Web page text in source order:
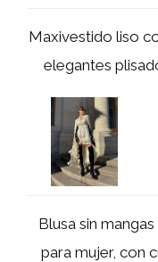
Maxivestido liso
elegantes
Blusa sin
para mujer, con